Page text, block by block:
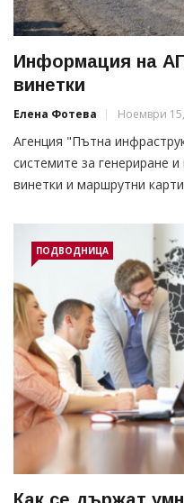
Информация на
винетки
Елена Фотева Ноември
Агенция "Пътна
системите за генериране
винетки и маршрутни
ПОДВОДНИЦА